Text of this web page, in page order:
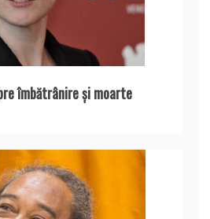
îmbătrânire și moarte